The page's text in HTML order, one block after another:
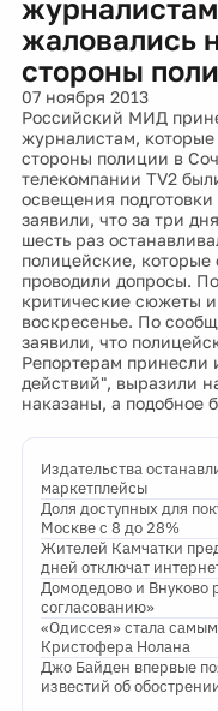
жаловались
стороны
07 ноября 2013
Российский МИД
журналистам,
стороны полиции в
телекомпании TV2
освещения
заявили, что за три
шесть раз
полицейские,
проводили допросы.
критические сюжеты
воскресенье. По
заявили, что
Репортерам принесли
действий", выразили
наказаны, а подобное
Издательства
маркетплейсы
Доля доступных для
Москве с 8 до 28%
Жителей Камчатки
дней отключат
Домодедово и Внуково
согласованию»
«Одиссея» стала
Кристофера Нолана
Джо Байден впервые
известий об